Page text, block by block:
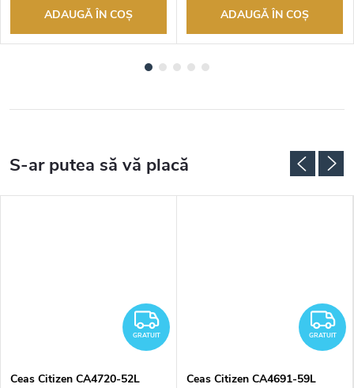
ADAUGĂ ÎN COŞ ADAUGĂ ÎN COŞ
GRATUIT
GRATUIT
Ceas Citizen CA4720-52L
GRATUIT
Ceas Citizen CA4691-59L